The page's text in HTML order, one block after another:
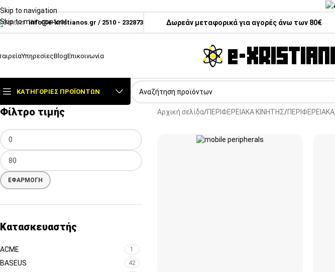
Skip to navigation
Skip to main content
info@e-xristianos.gr / 2510 - 232873 Δωρεάν μεταφορικά για αγορές άνω των 80€
ΥπηρεσίεςBlogΕπικοινωνία
ΚΑΤΗΓΟΡΊΕΣ ΠΡΟΪΌΝΤΩΝ
Φίλτρο τιμής
ΕΦΑΡΜΟΓΉ
Κατασκευαστής
ACME 1
BASEUS 42
Αρχική σελίδα ΠΕΡΙΦΕΡΕΙΑΚΑ ΚΙΝΗΤΗΣ ΠΕΡΙΦΕΡΕΙΑΚΑ